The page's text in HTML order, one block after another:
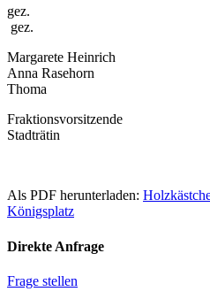
gez.
Margarete
Anna
Thoma
Stadträtin
Als PDF herunterladen:
Königsplatz
Direkte Anfrage
Frage stellen